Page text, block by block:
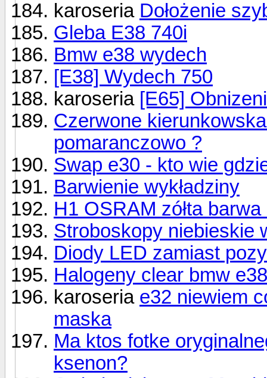
karoseria Dołożenie
Gleba E38 740i
Bmw e38 wydech
[E38] Wydech 750
karoseria [E65]
Czerwone
pomaranczowo ?
Swap e30 - kto wie
Barwienie wykładziny
H1 OSRAM zółta
Stroboskopy niebieskie
Diody LED zamiast
Halogeny clear bmw
karoseria e32 niewiem
maska
Ma ktos fotke
ksenon?